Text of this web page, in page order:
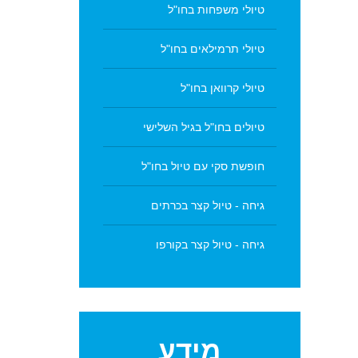
טיולי משפחות בחו"ל
טיולי תרמילאים בחו"ל
טיולי קרוואן בחו"ל
טיולים בחו"ל בגיל השלישי
חופשת סקי עם טיול בחו"ל
גיחה - טיול קצר בכרתים
גיחה - טיול קצר בקורפו
מידע